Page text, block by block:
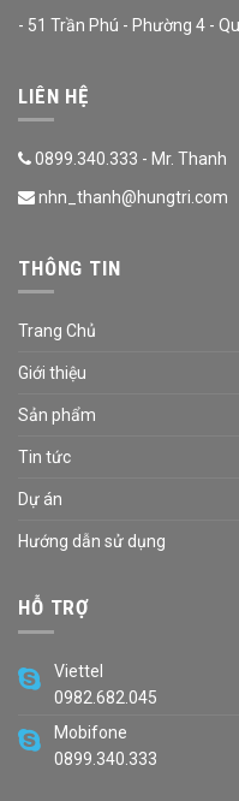
- 51 Trần Phú - Phường 4 -
LIÊN HỆ
0899.340.333 - Mr. Thanh
nhn_thanh@hungtri.com
THÔNG TIN
Trang Chủ
Giới thiệu
Sản phẩm
Tin tức
Dự án
Hướng dẫn sử dụng
HỖ TRỢ
Viettel
0982.682.045
Mobifone
0899.340.333